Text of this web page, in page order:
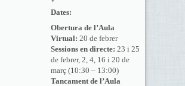
Dates:
Obertura de l’Aula
Virtual: 20 de febrer
Sessions en directe: 23 i 25
de febrer, 2, 4, 16 i 20 de
març (10:30 – 13:00)
Tancament de l’Aula